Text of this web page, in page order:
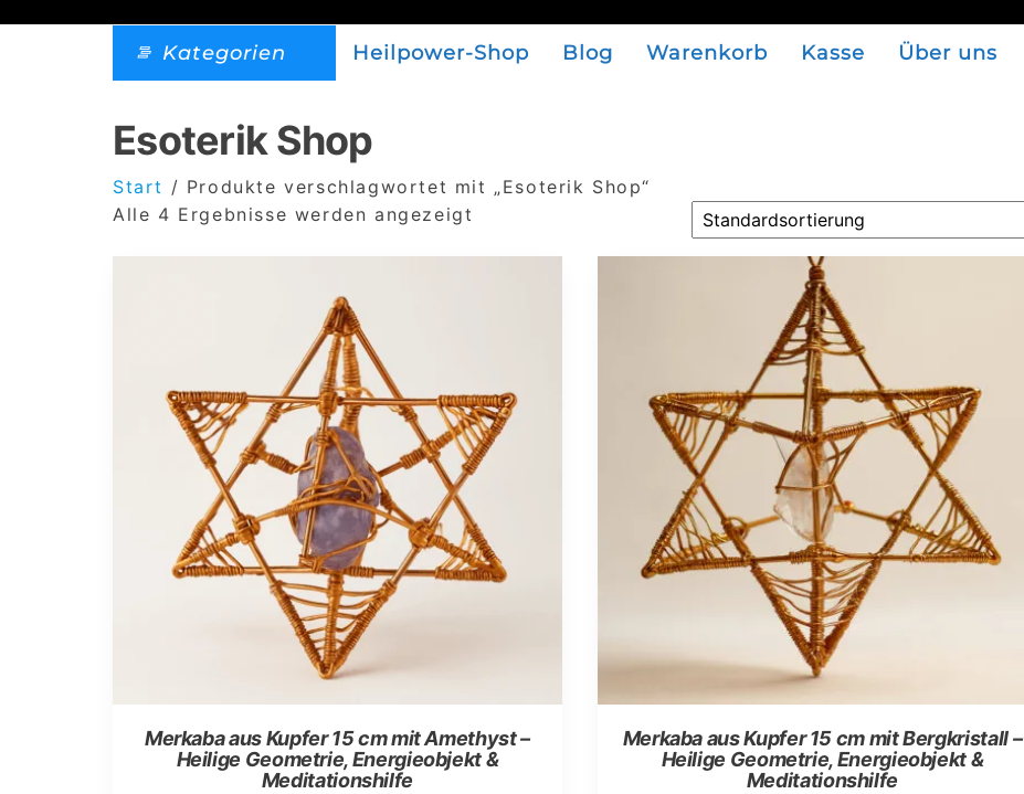
Kategorien Heilpower-Shop Blog Warenkorb Kasse Über uns
Esoterik Shop
Start / Produkte verschlagwortet mit „Esoterik Shop“
Alle 4 Ergebnisse werden angezeigt
Merkaba aus Kupfer 15 cm mit Amethyst –
Heilige Geometrie, Energieobjekt &
Meditationshilfe
Merkaba aus Kupfer 15 cm mit Bergkristall –
Heilige Geometrie, Energieobjekt &
Meditationshilfe